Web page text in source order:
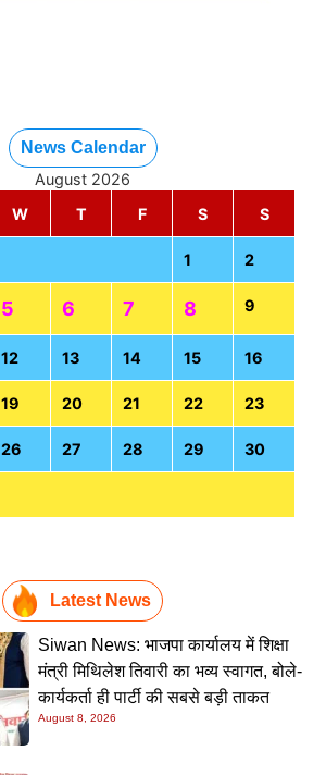
News Calendar
August 2026
W T F S S
1 2
5 6 7 8 9
12 13 14 15 16
19 20 21 22 23
26 27 28 29 30
Latest News
Siwan News: भाजपा कार्यालय में शिक्षा
मंत्री मिथिलेश तिवारी का भव्य स्वागत, बोले-
कार्यकर्ता ही पार्टी की सबसे बड़ी ताकत
August 8, 2026